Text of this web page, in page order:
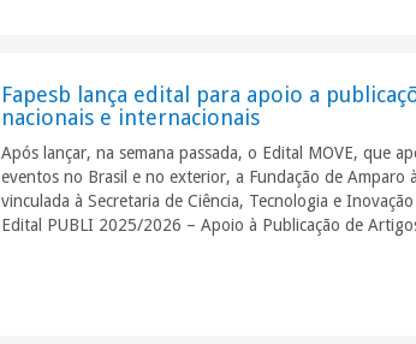
Fapesb lança edital para apoio a
nacionais e internacionais
Após lançar, na semana passada, o Edital MOVE, que
eventos no Brasil e no exterior, a Fundação de Amparo
vinculada à Secretaria de Ciência, Tecnologia e
Edital PUBLI 2025/2026 – Apoio à Publicação de